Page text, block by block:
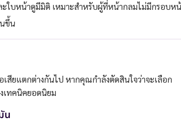
ใบหน้าดูมีมิติ เหมาะสำหรับผู้ที่หน้ากลมไม่มีกรอบห
ขึ้น
สียแตกต่างกันไป หากคุณกำลังตัดสินใจว่าจะเลือก
เทคนิคยอดนิยม
น